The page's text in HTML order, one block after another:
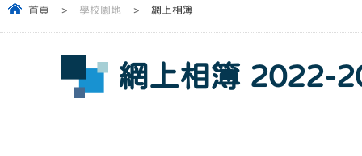
首頁 > 學校園地 > 網上相簿
網上相簿 2022-